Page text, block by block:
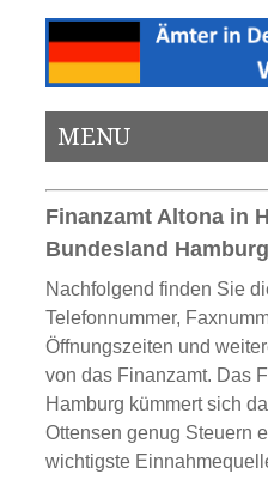
MENU
Finanzamt Altona in
Bundesland Hamburg
Nachfolgend finden Sie
Telefonnummer,
Öffnungszeiten und
von das Finanzamt. Das
Hamburg kümmert sich
Ottensen genug Steuern
wichtigste